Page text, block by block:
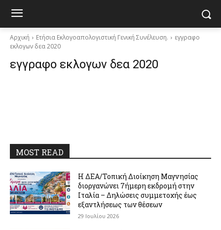
Αρχική Ετήσια Εκλογοαπολογιστική Γενική Συνέλευση.
εγγραφο
εκλογων δεα 2020
εγγραφο εκλογων δεα 2020
MOST READ
Η ΔΕΑ/Τοπική Διοίκηση Μαγνησίας
διοργανώνει 7ήμερη εκδρομή στην
Ιταλία – Δηλώσεις συμμετοχής έως
εξαντλήσεως των θέσεων
29 Ιουλίου 2026